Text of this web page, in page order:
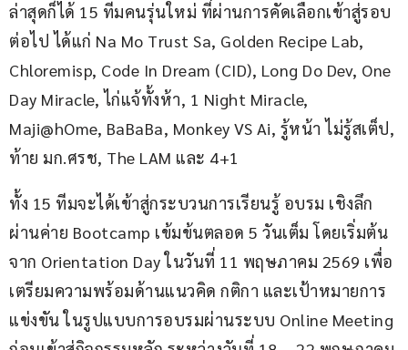
ล่าสุดก็ได้ 15 ทีมคนรุ่นใหม่ ที่ผ่านการคัดเลือกเข้าสู่รอบ
ต่อไป ได้แก่ Na Mo Trust Sa, Golden Recipe Lab,
Chloremisp, Code In Dream (CID), Long Do Dev, One
Day Miracle, ไก่แจ้ทั้งห้า, 1 Night Miracle,
Maji@hOme, BaBaBa, Monkey VS Ai, รู้หน้า ไม่รู้สเต็ป,
ท้าย มก.ศรช, The LAM และ 4+1
ทั้ง 15 ทีมจะได้เข้าสู่กระบวนการเรียนรู้ อบรม เชิงลึก
ผ่านค่าย Bootcamp เข้มข้นตลอด 5 วันเต็ม โดยเริ่มต้น
จาก Orientation Day ในวันที่ 11 พฤษภาคม 2569 เพื่อ
เตรียมความพร้อมด้านแนวคิด กติกา และเป้าหมายการ
แข่งขัน ในรูปแบบการอบรมผ่านระบบ Online Meeting